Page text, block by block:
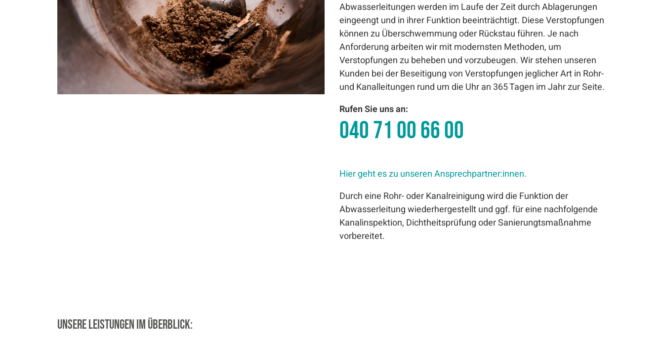
Abwasserleitungen werden im Laufe der Zeit durch Ablagerungen
eingeengt und in ihrer Funktion beeinträchtigt. Diese Verstopfungen
können zu Überschwemmung oder Rückstau führen. Je nach
Anforderung arbeiten wir mit modernsten Methoden, um
Verstopfungen zu beheben und vorzubeugen. Wir stehen unseren
Kunden bei der Beseitigung von Verstopfungen jeglicher Art in Rohr-
und Kanalleitungen rund um die Uhr an 365 Tagen im Jahr zur Seite.
Rufen Sie uns an:
040 71 00 66 00
Hier geht es zu unseren Ansprechpartner:innen.
Durch eine Rohr- oder Kanalreinigung wird die Funktion der
Abwasserleitung wiederhergestellt und ggf. für eine nachfolgende
Kanalinspektion, Dichtheitsprüfung oder Sanierungtsmaßnahme
vorbereitet.
Unsere Leistungen im Überblick: